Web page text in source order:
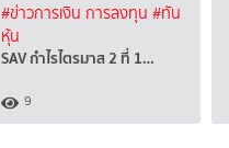
#ข่าวการเงิน การลงทุน #ทัน
หุ้น
SAV กำไรไตรมาส 2 ที่ 1…
9